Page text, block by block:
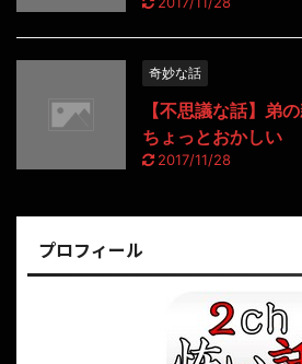
奇妙な話
【不思議な話】弟
ちょっとおかしい
2017/11/28
プロフィール